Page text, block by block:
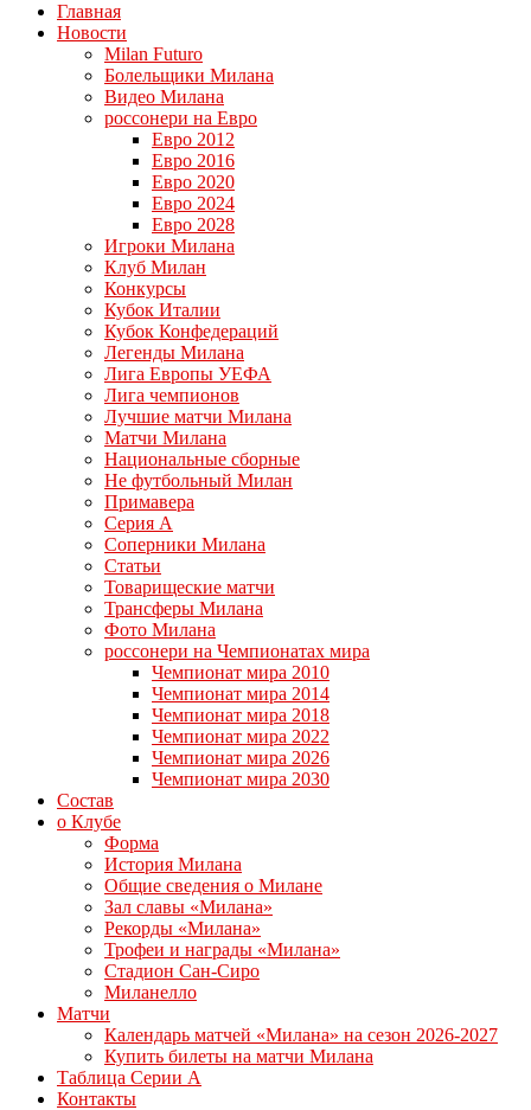
Главная
Новости
Milan Futuro
Болельщики Милана
Видео Милана
россонери на Евро
Евро 2012
Евро 2016
Евро 2020
Евро 2024
Евро 2028
Игроки Милана
Клуб Милан
Конкурсы
Кубок Италии
Кубок Конфедераций
Легенды Милана
Лига Европы УЕФА
Лига чемпионов
Лучшие матчи Милана
Матчи Милана
Национальные сборные
Не футбольный Милан
Примавера
Серия А
Соперники Милана
Статьи
Товарищеские матчи
Трансферы Милана
Фото Милана
россонери на Чемпионатах мира
Чемпионат мира 2010
Чемпионат мира 2014
Чемпионат мира 2018
Чемпионат мира 2022
Чемпионат мира 2026
Чемпионат мира 2030
Состав
о Клубе
Форма
История Милана
Общие сведения о Милане
Зал славы «Милана»
Рекорды «Милана»
Трофеи и награды «Милана»
Стадион Сан-Сиро
Миланелло
Матчи
Календарь матчей «Милана» на сезон 2026-2027
Купить билеты на матчи Милана
Таблица Серии А
Контакты